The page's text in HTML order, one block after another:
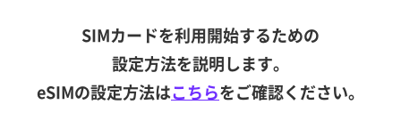
SIMカードを利用開始するための
設定方法を説明します。
eSIMの設定方法はこちらをご確認ください。